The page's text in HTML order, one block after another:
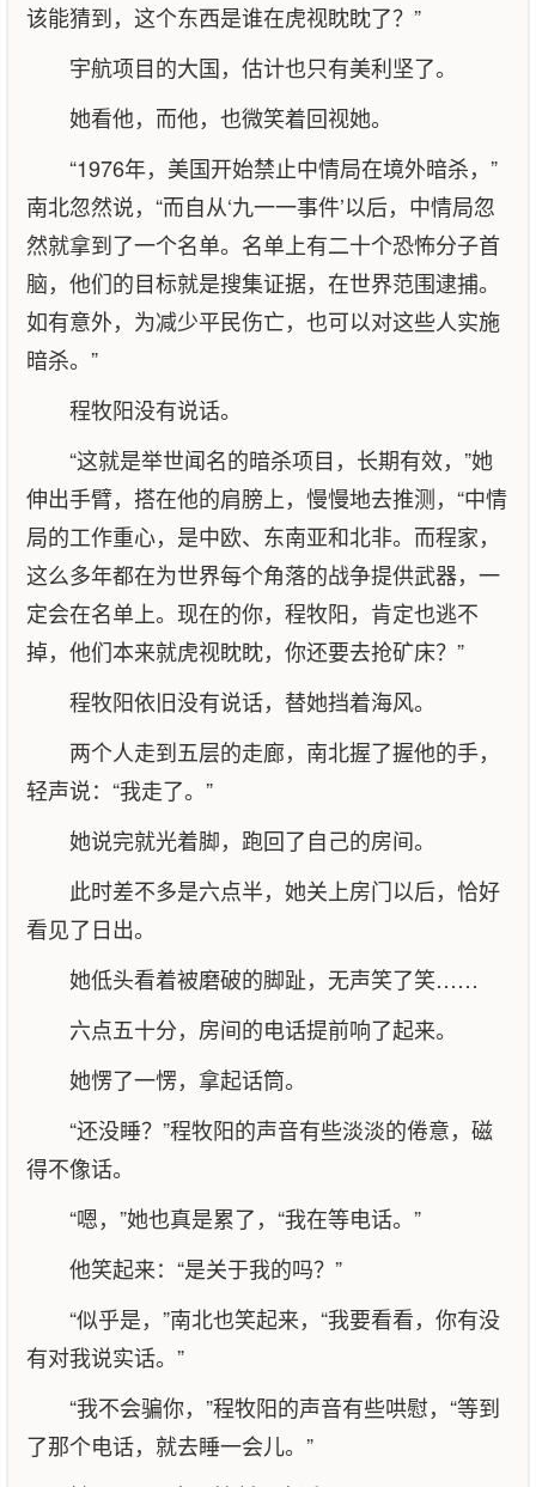
该能猜到，这个东西是谁在虎视眈眈了？”
宇航项目的大国，估计也只有美利坚了。
她看他，而他，也微笑着回视她。
“1976年，美国开始禁止中情局在境外暗杀，”
南北忽然说，“而自从‘九一一事件’以后，中情局忽
然就拿到了一个名单。名单上有二十个恐怖分子首
脑，他们的目标就是搜集证据，在世界范围逮捕。
如有意外，为减少平民伤亡，也可以对这些人实施
暗杀。”
程牧阳没有说话。
“这就是举世闻名的暗杀项目，长期有效，”她
伸出手臂，搭在他的肩膀上，慢慢地去推测，“中情
局的工作重心，是中欧、东南亚和北非。而程家，
这么多年都在为世界每个角落的战争提供武器，一
定会在名单上。现在的你，程牧阳，肯定也逃不
掉，他们本来就虎视眈眈，你还要去抢矿床？”
程牧阳依旧没有说话，替她挡着海风。
两个人走到五层的走廊，南北握了握他的手，
轻声说：“我走了。”
她说完就光着脚，跑回了自己的房间。
此时差不多是六点半，她关上房门以后，恰好
看见了日出。
她低头看着被磨破的脚趾，无声笑了笑……
六点五十分，房间的电话提前响了起来。
她愣了一愣，拿起话筒。
“还没睡？”程牧阳的声音有些淡淡的倦意，磁
得不像话。
“嗯，”她也真是累了，“我在等电话。”
他笑起来：“是关于我的吗？”
“似乎是，”南北也笑起来，“我要看看，你有没
有对我说实话。”
“我不会骗你，”程牧阳的声音有些哄慰，“等到
了那个电话，就去睡一会儿。”